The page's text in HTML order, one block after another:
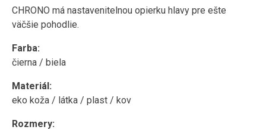
CHRONO má nastavenitelnou opierku hlavy pre ešte
väčšie pohodlie.
Farba:
čierna / biela
Materiál:
eko koža / látka / plast / kov
Rozmery: